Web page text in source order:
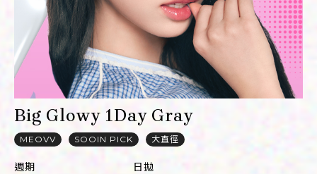
會員條款說明
聯絡我們
Line@
Instagram
Facebook
MEOVV SOOIN PICK 大直徑
Big Glowy 1Day Gray
週期
日拋